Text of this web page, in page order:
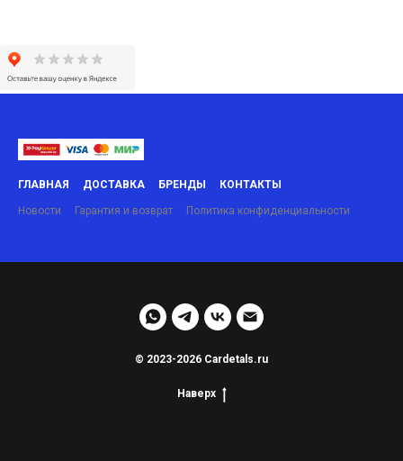
ГЛАВНАЯ ДОСТАВКА БРЕНДЫ КОНТАКТЫ
Новости Гарантия и возврат Политика конфиденциальности
© 2023-2026 Cardetals.ru
Наверх